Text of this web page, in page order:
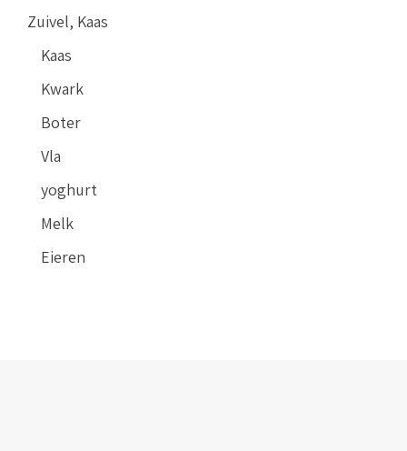
Zuivel, Kaas
Kaas
Kwark
Boter
Vla
yoghurt
Melk
Eieren